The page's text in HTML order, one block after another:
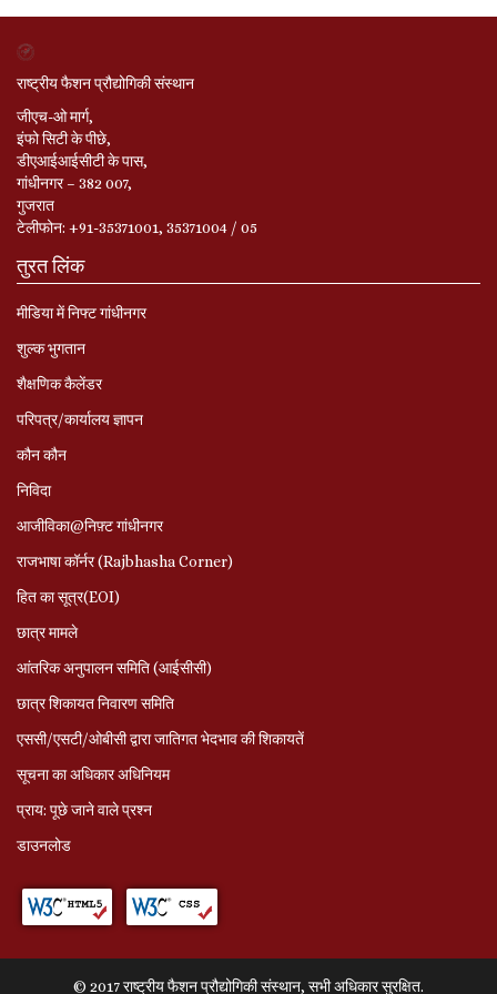
राष्ट्रीय फैशन प्रौद्योगिकी संस्थान
जीएच-ओ मार्ग,
इंफो सिटी के पीछे,
डीएआईआईसीटी के पास,
गांधीनगर – 382 007,
गुजरात
टेलीफोन: +91-35371001, 35371004 / 05
तुरत लिंक
मीडिया में निफ्ट गांधीनगर
शुल्क भुगतान
शैक्षणिक कैलेंडर
परिपत्र/कार्यालय ज्ञापन
कौन कौन
निविदा
आजीविका@निफ़्ट गांधीनगर
राजभाषा कॉर्नर (Rajbhasha Corner)
हित का सूत्र(EOI)
छात्र मामले
आंतरिक अनुपालन समिति (आईसीसी)
छात्र शिकायत निवारण समिति
एससी/एसटी/ओबीसी द्वारा जातिगत भेदभाव की शिकायतें
सूचना का अधिकार अधिनियम
प्राय: पूछे जाने वाले प्रश्‍न
डाउनलोड
© 2017 राष्ट्रीय फैशन प्रौद्योगिकी संस्थान, सभी अधिकार सुरक्षित.